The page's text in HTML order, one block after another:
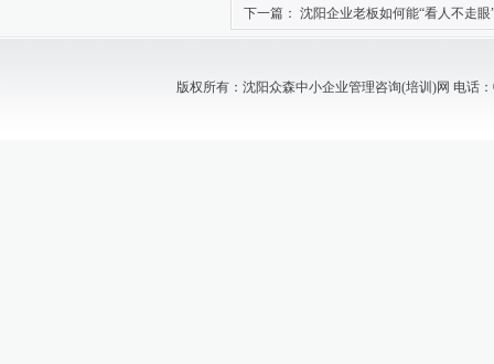
下一篇： 沈阳企业老板如何能“看人不走眼
版权所有：沈阳众森中小企业管理咨询(培训)网 电话：